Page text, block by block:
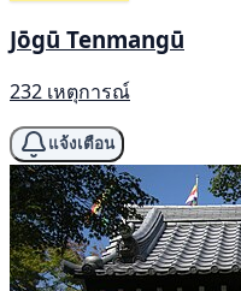
Jōgū Tenmangū
232 เหตุการณ์
แจ้งเตือน